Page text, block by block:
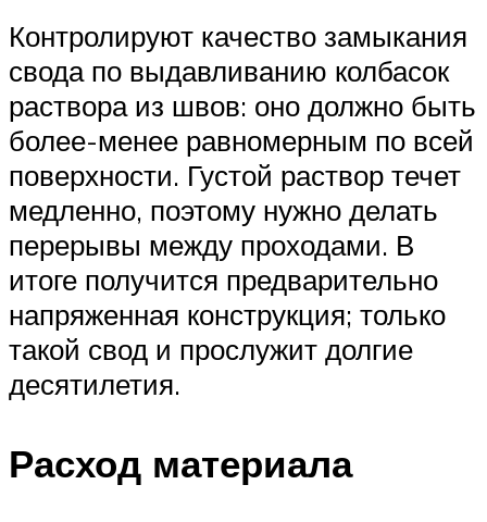
Контролируют качество замыкания
свода по выдавливанию колбасок
раствора из швов: оно должно быть
более-менее равномерным по всей
поверхности. Густой раствор течет
медленно, поэтому нужно делать
перерывы между проходами. В
итоге получится предварительно
напряженная конструкция; только
такой свод и прослужит долгие
десятилетия.
Расход материала